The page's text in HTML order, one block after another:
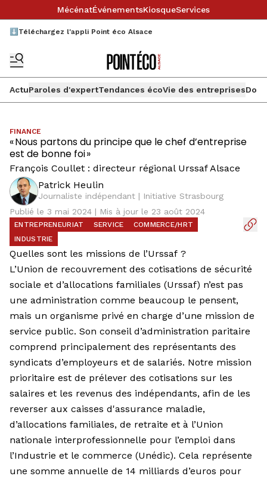
MécénatÉvénementsKiosqueServices
⬇️Téléchargez l'appli Point éco Alsace
ActuParoles d'expertTendances écoVie des entreprises
FINANCE
« Nous partons du principe que le chef d’entreprise
est de bonne foi »
François Coullet : directeur régional Urssaf Alsace
Patrick Heulin
Journaliste indépendant | Initiative Strasbourg
Publié le 3 mai 2024 | Mis à jour le 23 août 2024
ENTREPRENEURIAT SERVICE
COMMERCE/HRT
INDUSTRIE
Quelles sont les missions de l’Urssaf ?
L’Union de recouvrement des cotisations de sécurité
sociale et d’allocations familiales (Urssaf) n’est pas
une administration comme beaucoup le pensent,
mais un organisme privé en charge d’une mission de
service public. Son conseil d’administration paritaire
comprend principalement des représentants des
syndicats d’employeurs et de salariés. Notre mission
prioritaire est de prélever des cotisations sur les
salaires et les revenus des indépendants, afin de les
reverser aux caisses d'assurance maladie,
d’allocations familiales, de retraite et à l’Union
nationale interprofessionnelle pour l’emploi dans
l’Industrie et le commerce (Unédic). Cela représente
une somme annuelle de 14 milliards d’euros pour